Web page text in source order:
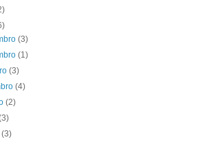
(3)
(1)
(3)
(4)
(2)
(3)